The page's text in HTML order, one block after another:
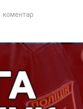
коментар